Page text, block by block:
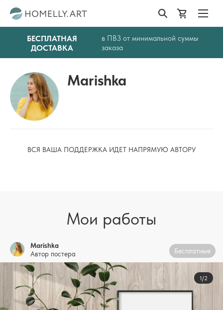
БЕСПЛАТНАЯ
ДОСТАВКА
в ПВЗ от минимальной суммы
заказа
Marishka
ВСЯ ВАША ПОДДЕРЖКА ИДЕТ НАПРЯМУЮ АВТОРУ
Мои работы
Marishka
Автор постера
1/2
Бесплатные